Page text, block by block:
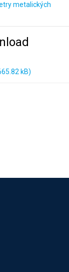
metalických
kB)